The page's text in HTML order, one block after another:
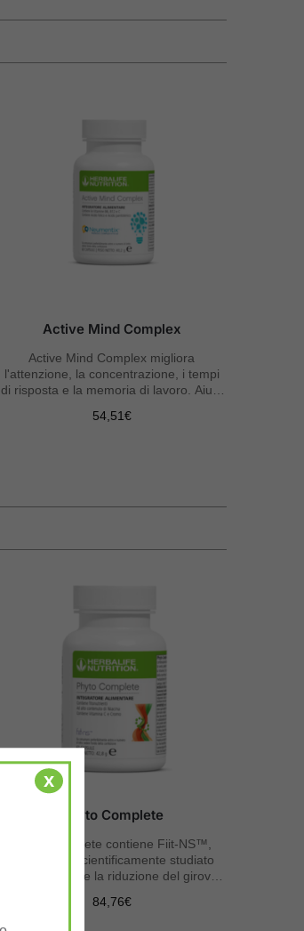
x
Active Mind Complex
Active Mind Complex migliora
l'attenzione, la concentrazione, i tempi
di risposta e la memoria di lavoro. Aiuta
54,51€
Phyto Complete
Phyto Complete contiene Fiit-NS™,
ingrediente scientificamente studiato
che può favorire la riduzione del girovita
84,76€